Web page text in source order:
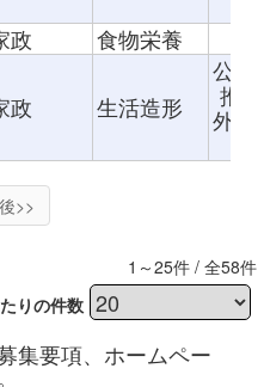
政 食物栄養
政 生活造形
公募
推
外部
>>
1～25件 / 全58件
りの件数
集要項、ホームペー